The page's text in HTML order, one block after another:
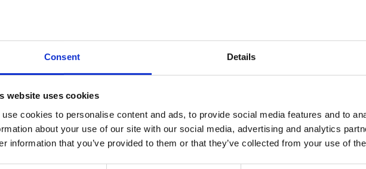
Consent Details
website uses cookies
use cookies to personalise content and ads, to provide social media features and to
about your use of our site with our social media, advertising and analytics
information that you’ve provided to them or that they’ve collected from your use of
Reservdelar och tillbehör